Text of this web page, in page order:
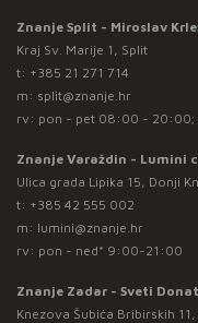
Znanje Split - Miroslav
Kraj Sv. Marije 1, Split
t: +385 21 271 714
m: split@znanje.hr
rv: pon - pet 08:00 -
Znanje Varaždin - Lumini
Ulica grada Lipika 15, Donji
t: +385 42 555 002
m: lumini@znanje.hr
rv: pon - ned* 9:00-21:00
Znanje Zadar - Sveti Donat
Knezova Šubića Bribirskih